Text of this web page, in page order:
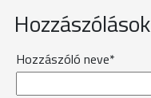
Hozzászólások
Hozzászóló neve*